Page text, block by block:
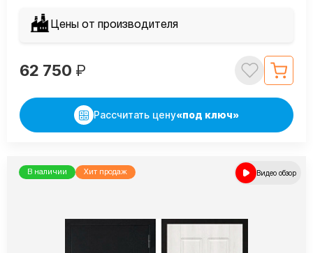
Цены от производителя
62 750 ₽
Рассчитать цену«под ключ»
В наличии Хит продаж Видео обзор